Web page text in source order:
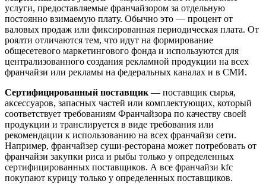
услуги, предоставляемые франчайзором за отдельную
постоянно взимаемую плату. Обычно это — процент от
валовых продаж или фиксированная периодическая плата. От
роялти отличаются тем, что идут на формирование
общесетевого маркетингового фонда и используются для
централизованного создания рекламной продукции на всех
франчайзи или рекламы на федеральных каналах и в СМИ.
Сертифицированный поставщик — поставщик сырья,
аксессуаров, запасных частей или комплектующих, который
соответствует требованиям Франчайзора по качеству своей
продукции и транслируется в виде требования или
рекомендации к использованию на всех франчайзи сети.
Например, франчайзер суши-ресторана может потребовать от
франчайзи закупки риса и рыбы только у определенных
сертифицированных поставщиков. А все франчайзи kfc
покупают курицу только у определенных поставщиков.